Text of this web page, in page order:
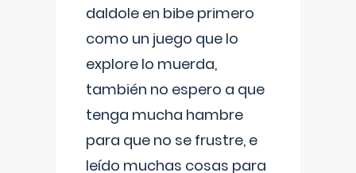
daldole en bibe primero
como un juego que lo
explore lo muerda,
también no espero a que
tenga mucha hambre
para que no se frustre, e
leído muchas cosas para